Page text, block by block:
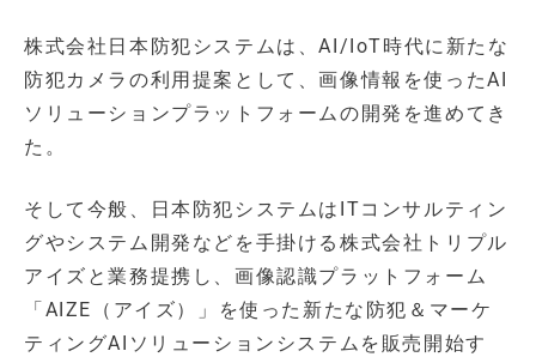
株式会社日本防犯システムは、AI/IoT時代に新たな
防犯カメラの利用提案として、画像情報を使ったAI
ソリューションプラットフォームの開発を進めてき
た。
そして今般、日本防犯システムはITコンサルティン
グやシステム開発などを手掛ける株式会社トリプル
アイズと業務提携し、画像認識プラットフォーム
「AIZE（アイズ）」を使った新たな防犯＆マーケ
ティングAIソリューションシステムを販売開始す